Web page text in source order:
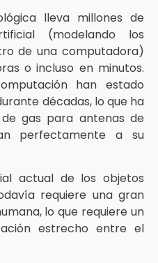
lleva millones de
(modelando los
de una computadora)
o incluso en minutos.
han estado
décadas, lo que ha
gas para antenas de
perfectamente a su
actual de los objetos
requiere una gran
lo que requiere un
estrecho entre el